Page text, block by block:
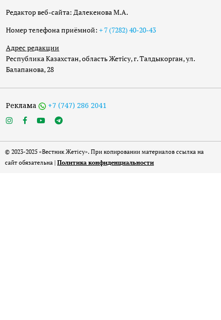
Редактор веб-сайта: Далекенова М.А.
Номер телефона приёмной: + 7 (7282) 40-20-43
Адрес редакции
Республика Казахстан, область Жетісу, г. Талдыкорган, ул.
Балапанова, 28
Реклама +7 (747) 286 2041
© 2023-2025 «Вестник Жетісу». При копировании материалов ссылка на
сайт обязательна | Политика конфиденциальности